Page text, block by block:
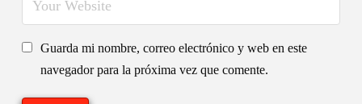
Guarda mi nombre, correo electrónico y web en este
navegador para la próxima vez que comente.